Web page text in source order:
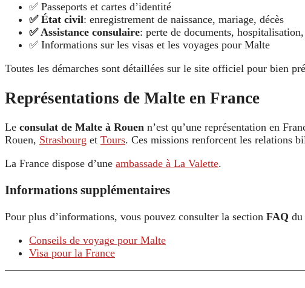
✅ Passeports et cartes d’identité
✅ État civil: enregistrement de naissance, mariage, décès
✅ Assistance consulaire: perte de documents,
✅ Informations sur les visas et les voyages pour Malte
Toutes les démarches sont détaillées sur le site officiel pour bien
Représentations de Malte en France
Le consulat de Malte à Rouen n’est qu’une représentation en
Rouen, Strasbourg et Tours. Ces missions renforcent les relations
La France dispose d’une ambassade à La Valette.
Informations supplémentaires
Pour plus d’informations, vous pouvez consulter la section FAQ du
Conseils de voyage pour Malte
Visa pour la France